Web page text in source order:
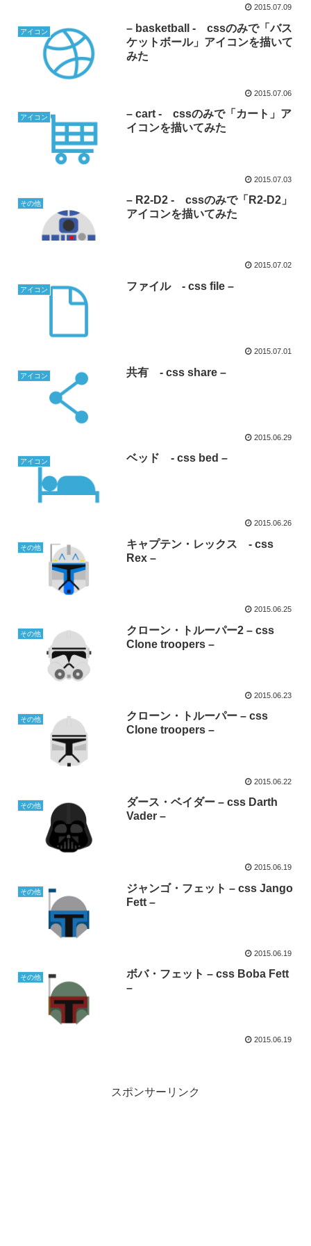
2015.07.09
アイコン
– basketball - cssのみで「バス
ケットボール」アイコンを描いて
みた
2015.07.06
アイコン
– cart - cssのみで「カート」ア
イコンを描いてみた
2015.07.03
その他
– R2-D2 - cssのみで「R2-D2」
アイコンを描いてみた
2015.07.02
アイコン ファイル - css file –
2015.07.01
アイコン 共有 - css share –
2015.06.29
アイコン ベッド - css bed –
2015.06.26
その他
キャプテン・レックス - css
Rex –
2015.06.25
その他
クローン・トルーパー2 – css
Clone troopers –
2015.06.23
その他
クローン・トルーパー – css
Clone troopers –
2015.06.22
その他
ダース・ベイダー – css Darth
Vader –
2015.06.19
その他
ジャンゴ・フェット – css Jango
Fett –
2015.06.19
その他
ボバ・フェット – css Boba Fett
–
2015.06.19
スポンサーリンク